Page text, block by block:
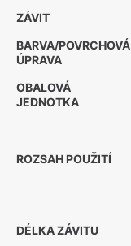
ZÁVIT
BARVA/POVRCHOVÁ
ÚPRAVA
OBALOVÁ
JEDNOTKA
ROZSAH POUŽITÍ
DÉLKA ZÁVITU